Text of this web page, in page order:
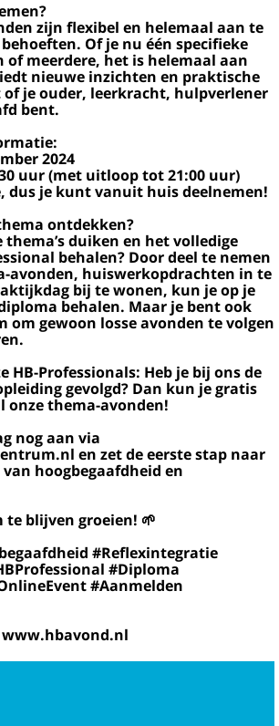
zijn flexibel en helemaal aan te
Of je nu één specifieke
meerdere, het is helemaal aan
nieuwe inzichten en praktische
of je ouder, leerkracht, hulpverlener
bent.
2024
uur (met uitloop tot 21:00 uur)
dus je kunt vanuit huis deelnemen!
ontdekken?
thema’s duiken en het volledige
behalen? Door deel te nemen
avonden, huiswerkopdrachten in te
bij te wonen, kun je op je
behalen. Maar je bent ook
om gewoon losse avonden te volgen
HB-Professionals: Heb je bij ons de
gevolgd? Dan kun je gratis
onze thema-avonden!
nog aan via
en zet de eerste stap naar
hoogbegaafdheid en
te blijven groeien! 🌱
#Reflexintegratie
#Diploma
#Aanmelden